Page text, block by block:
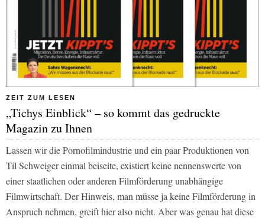
ZEIT ZUM LESEN
„Tichys Einblick“ – so kommt das gedruckte
Magazin zu Ihnen
Lassen wir die Pornofilmindustrie und ein paar Produktionen von
Til Schweiger einmal beiseite, existiert keine nennenswerte von
einer staatlichen oder anderen Filmförderung unabhängige
Filmwirtschaft. Der Hinweis, man müsse ja keine Filmförderung in
Anspruch nehmen, greift hier also nicht. Aber was genau hat diese